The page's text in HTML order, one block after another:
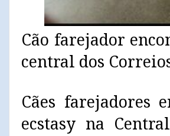
Cão farejador
central dos
Cães farejadores
ecstasy na